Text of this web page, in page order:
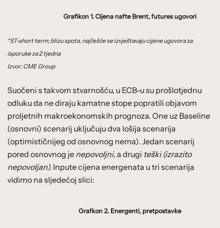
Grafikon 1. Cijena nafte Brent, futures ugovori
*ST-short term; blizu spota, najčešće se izvještavaju cijene ugovora za
isporuke za 2 tjedna
Izvor: CME Group
Suočeni s takvom stvarnošću, u ECB-u su prošlotjednu
odluku da ne diraju kamatne stope popratili objavom
proljetnih makroekonomskih prognoza. One uz Baseline
(osnovni) scenarij uključuju dva lošija scenarija
(optimističnijeg od osnovnog nema). Jedan scenarij
pored osnovnog je nepovoljni, a drugi teški (izrazito
nepovoljan). Inpute cijena energenata u tri scenarija
vidimo na sljedećoj slici:
Grafkon 2. Energenti, pretpostavke